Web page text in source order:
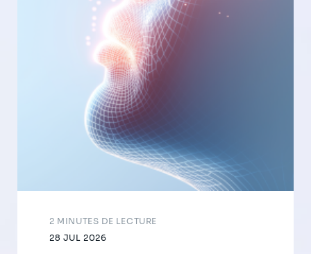
28 JUL 2026
2 MINUTES DE LECTURE